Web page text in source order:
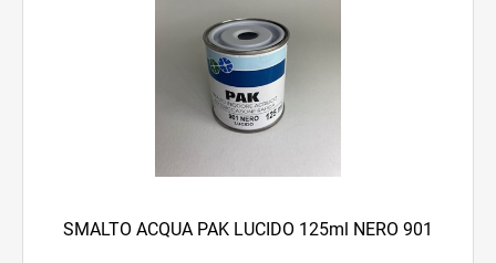
SMALTO ACQUA PAK LUCIDO 125ml NERO 901